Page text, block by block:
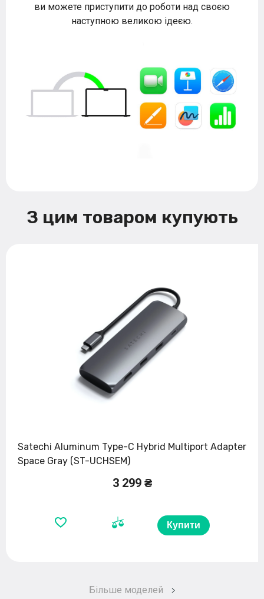
З цим товаром купують
Satechi Aluminum Type-C Hybrid Multiport Adapter
Space Gray (ST-UCHSEM)
3 299 ₴
Купити
Більше моделей
ви можете приступити до роботи над своєю
наступною великою ідеєю.